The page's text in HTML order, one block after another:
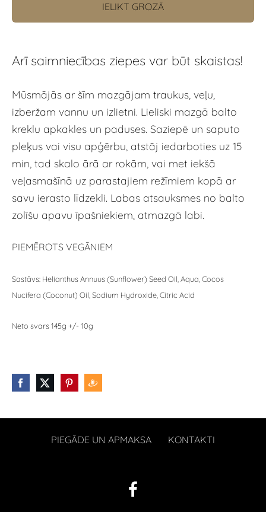
IELIKT GROZĀ
Arī saimniecības ziepes var būt skaistas!
Mūsmājās ar šīm mazgājam traukus, veļu,
izberžam vannu un izlietni. Lieliski mazgā balto
kreklu apkakles un paduses. Saziepē un saputo
pleķus vai visu apģērbu, atstāj iedarboties uz 15
min, tad skalo ārā ar rokām, vai met iekšā
veļasmašīnā uz parastajiem režīmiem kopā ar
savu ierasto līdzekli. Labas atsauksmes no balto
zolīšu apavu īpašniekiem, atmazgā labi.
PIEMĒROTS VEGĀNIEM
Sastāvs: Helianthus Annuus (Sunflower) Seed Oil, Aqua, Cocos
Nucifera (Coconut) Oil, Sodium Hydroxide, Citric Acid
Neto svars 145g +/- 10g
PIEGĀDE UN APMAKSA KONTAKTI